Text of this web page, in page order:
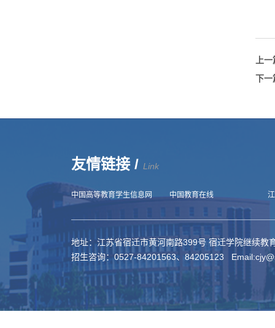
上一
下一
友情链接 / Link
中国高等教育学生信息网 中国教育在线
地址：江苏省宿迁市黄河南路399号 宿迁学院继续
招生咨询：0527-84201563、84205123